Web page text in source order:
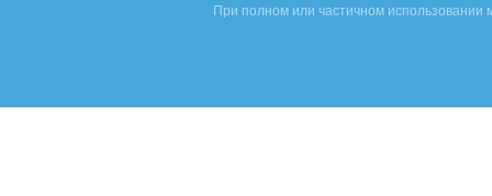
При полном или частичном использовании